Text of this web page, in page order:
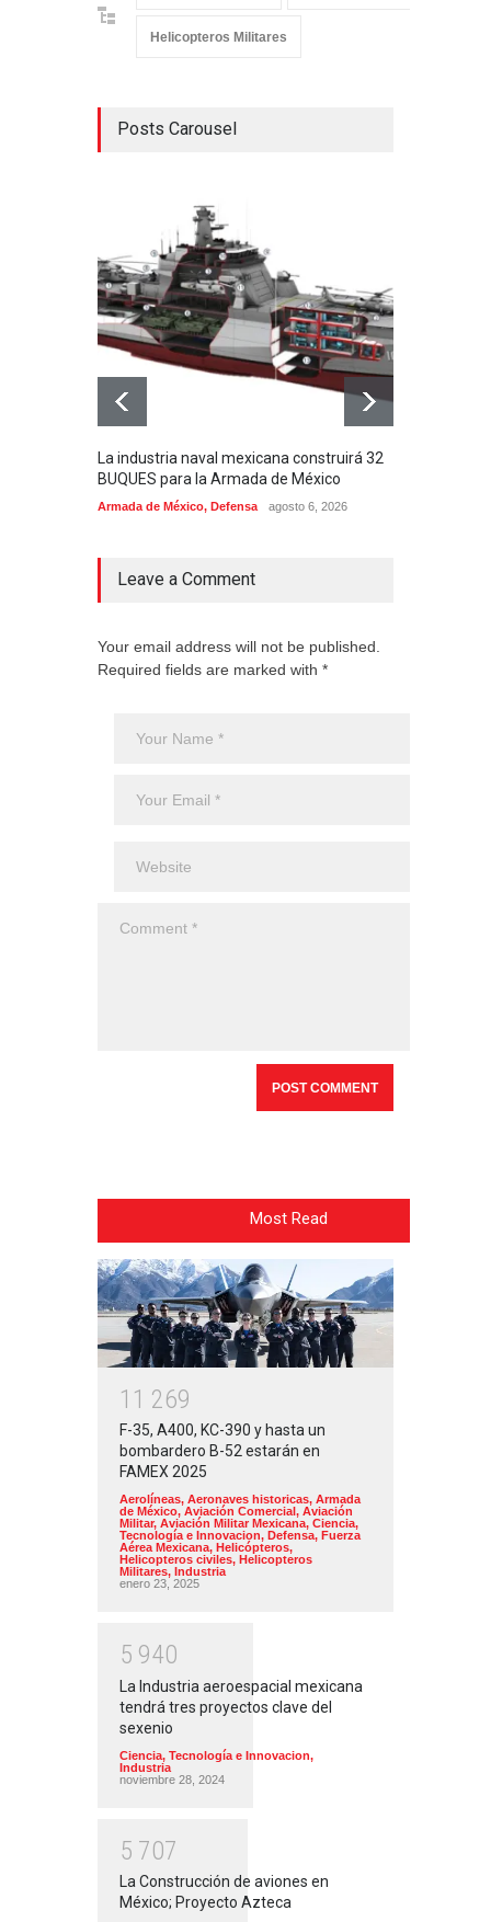
Helicopteros Militares
Posts Carousel
La industria naval mexicana construirá 32
BUQUES para la Armada de México
Armada de México, Defensa agosto 6, 2026
Leave a Comment
Your email address will not be published.
Required fields are marked with *
Most Read
1 1 269
F-35, A400, KC-390 y hasta un
bombardero B-52 estarán en
FAMEX 2025
Aerolíneas, Aeronaves historicas, Armada
de México, Aviación Comercial , Aviación
Militar, Aviación Militar Mexicana, Ciencia,
Tecnología e Innovacion, Defensa, Fuerza
Aérea Mexicana, Helicópteros,
Helicopteros civiles, Helicopteros
Militares, Industria
enero 23, 2025
5 940
La Industria aeroespacial mexicana
tendrá tres proyectos clave del
sexenio
Ciencia, Tecnología e Innovacion,
Industria
noviembre 28, 2024
5 707
La Construcción de aviones en
México; Proyecto Azteca